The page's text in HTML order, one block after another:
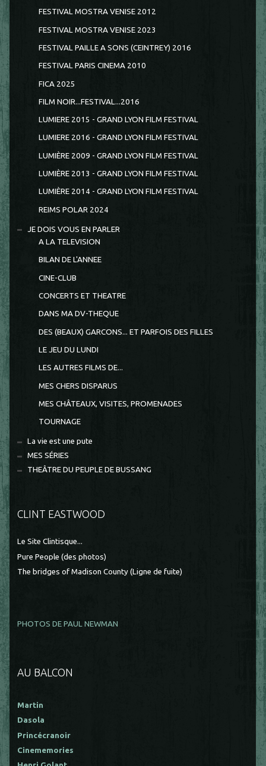
FESTIVAL MOSTRA VENISE 2012
FESTIVAL MOSTRA VENISE 2023
FESTIVAL PAILLE A SONS (CEINTREY) 2016
FESTIVAL PARIS CINEMA 2010
FICA 2025
FILM NOIR...FESTIVAL...2016
LUMIERE 2015 - GRAND LYON FILM FESTIVAL
LUMIERE 2016 - GRAND LYON FILM FESTIVAL
LUMIÈRE 2009 - GRAND LYON FILM FESTIVAL
LUMIÈRE 2013 - GRAND LYON FILM FESTIVAL
LUMIÈRE 2014 - GRAND LYON FILM FESTIVAL
REIMS POLAR 2024
JE DOIS VOUS EN PARLER
A LA TELEVISION
BILAN DE L'ANNEE
CINE-CLUB
CONCERTS ET THEATRE
DANS MA DV-THEQUE
DES (BEAUX) GARCONS... ET PARFOIS DES FILLES
LE JEU DU LUNDI
LES AUTRES FILMS DE...
MES CHERS DISPARUS
MES CHÂTEAUX, VISITES, PROMENADES
TOURNAGE
La vie est une pute
MES SÉRIES
THEÂTRE DU PEUPLE DE BUSSANG
CLINT EASTWOOD
Le Site Clintisque...
Pure People (des photos)
The bridges of Madison County (Ligne de fuite)
PHOTOS DE PAUL NEWMAN
AU BALCON
Martin
Dasola
Princécranoir
Cinememories